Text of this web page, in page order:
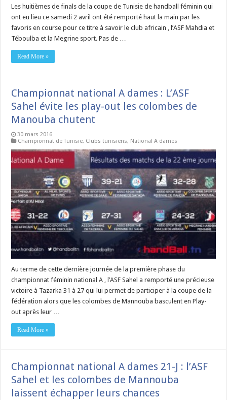
Les huitièmes de finals de la coupe de Tunisie de handball féminin qui
ont eu lieu ce samedi 2 avril ont été remporté haut la main par les
favoris en course pour ce titre à savoir le club africain , l’ASF Mahdia et
Téboulba et la Megrine sport. Pas de …
Read More »
Championnat national A dames : L’ASF
Sahel évite les play-out les colombes de
Manouba chutent
30 mars 2016
Championnat de Tunisie, Clubs tunisiens, National A dames
Au terme de cette dernière journée de la première phase du
championnat féminin national A , l’ASF Sahel a remporté une précieuse
victoire à Tazarka 31 à 27 qui lui permet de participer à la coupe de la
fédération alors que les colombes de Mannouba basculent en Play-
out après leur …
Read More »
Championnat national A dames 21-J : l’ASF
Sahel et les colombes de Mannouba
laissent échapper leurs chances